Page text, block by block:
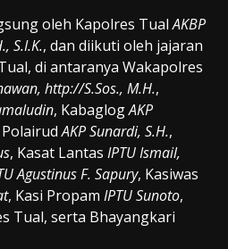
oleh Kapolres TualAKBP
S.I.K., dan diikuti oleh jajaran
di antaranya Wakapolres
http://S.Sos., M.H.,
, KabaglogAKP
PolairudAKP Sunardi, S.H.,
, Kasat Lantas IPTU Ismail,
Agustinus F. Sapury, Kasiwas
, Kasi Propam IPTU Sunoto,
Tual, serta Bhayangkari